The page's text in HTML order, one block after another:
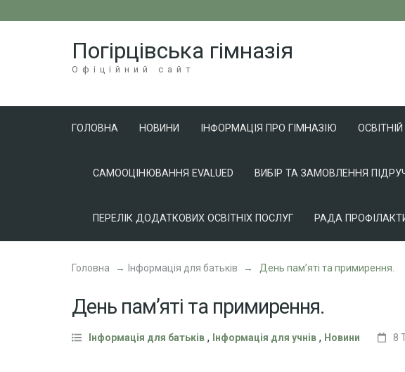
Погірцівська гімназія
Офіційний сайт
ГОЛОВНА НОВИНИ ІНФОРМАЦІЯ ПРО ГІМНАЗІЮ
САМООЦІНЮВАННЯ EVALUED ВИБІР ТА ЗАМОВЛЕННЯ
ПЕРЕЛІК ДОДАТКОВИХ ОСВІТНІХ ПОСЛУГ РАДА
Головна → Інформація для батьків → День пам’яті та примирення.
День пам’яті та примирення.
Інформація для батьків , Інформація для учнів , Новини 8